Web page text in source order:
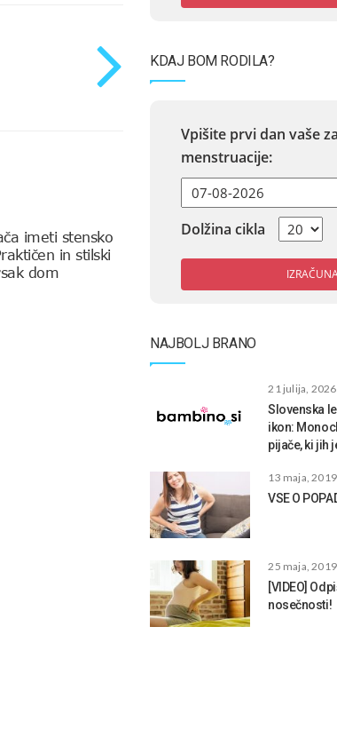
imeti stensko
in stilski
dom
KDAJ BOM RODILA?
Vpišite prvi dan vaše
menstruacije:
Dolžina cikla
NAJBOLJ BRANO
21 julija, 2026
Slovenska
ikon:
pijače, ki jih
13 maja, 2019
VSE O
25 maja, 2019
[VIDEO]
nosečnosti!